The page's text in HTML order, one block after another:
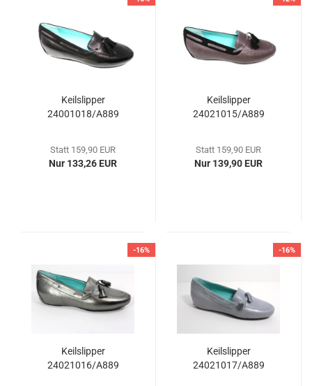
Keilslipper
24001018/A889
Statt 159,90 EUR
Nur 133,26 EUR
Keilslipper
24021015/A889
Statt 159,90 EUR
Nur 139,90 EUR
-16%
Keilslipper
24021016/A889
-16%
Keilslipper
24021017/A889